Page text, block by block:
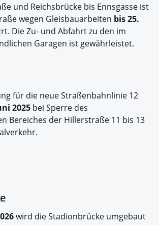
und Reichsbrücke bis Ennsgasse ist
wegen Gleisbauarbeiten bis 25.
Die Zu- und Abfahrt zu den im
Garagen ist gewährleistet.
für die neue Straßenbahnlinie 12
2025 bei Sperre des
Bereiches der Hillerstraße 11 bis 13
wird die Stadionbrücke umgebaut